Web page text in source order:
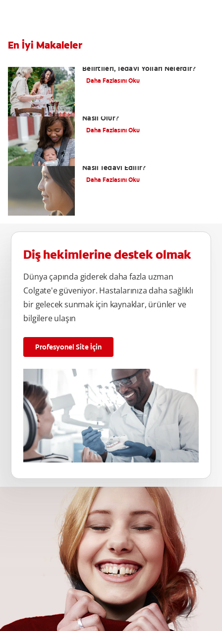
En İyi Makaleler
Belirtileri, Tedavi Yolları Nelerdir?
Daha Fazlasını Oku
Nasıl Olur?
Daha Fazlasını Oku
Nasıl Tedavi Edilir?
Daha Fazlasını Oku
Diş hekimlerine destek olmak
Dünya çapında giderek daha fazla uzman
Colgate'e güveniyor. Hastalarınıza daha sağlıklı
bir gelecek sunmak için kaynaklar, ürünler ve
bilgilere ulaşın
Profesyonel Site İçin